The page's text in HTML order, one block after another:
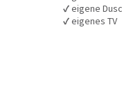
✓eigene
✓eigenes TV